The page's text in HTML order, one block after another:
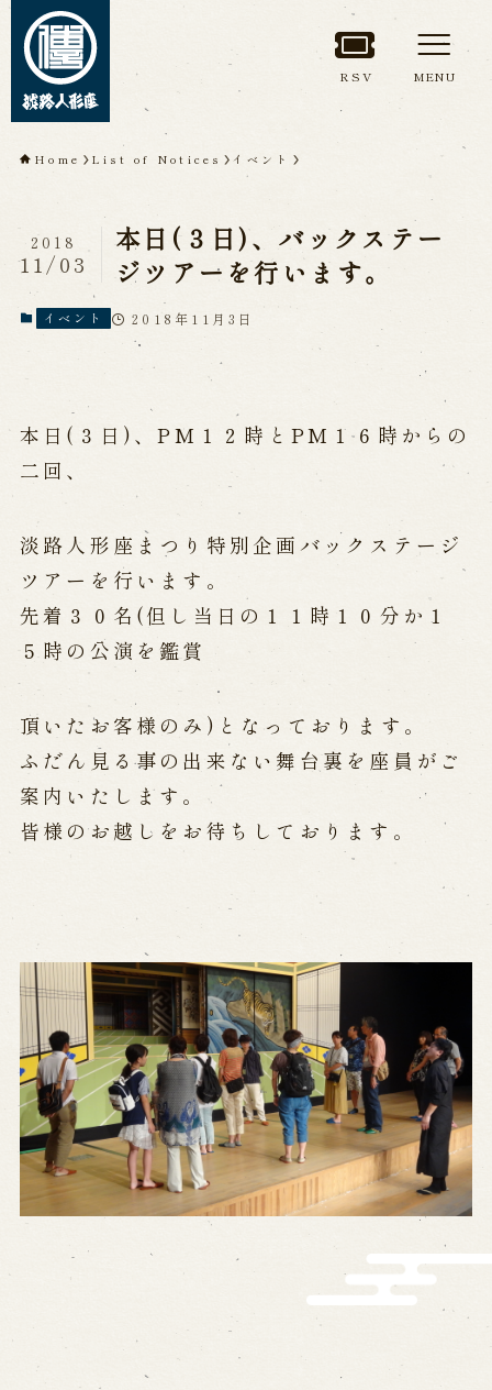
TOP
About Awaji
Ningyoza(Awaji Puppet
Theater)
About ’Awaji Ningyoza'
Living National Treasure, the late
Master Tsuruzawa Tomoji
Origin of the Awaji Ningyoza
People trained at the Awaji
Ningyoza
Performances info
Performance Calendar
Current Performances
Upcoming Performances
Touring show
Touring show
History
Awaji Island and the Myth of the
Birth of the Nation
History of Awaji Ningyo Joruri
Awaji Ningyo Joruri's original
performance
Awaji Ningyo Joruri (Puppet
Theater) Spreading
Traditional Performing Arts in
Minami-Awaji City
Usage Info
Opening Dates and Admission
Indoor Introduction
Contact Us
RSV MENU
Home List of Notices イベント
本日(３日)、バックステー
ジツアーを行います。
2018
11/03
イベント 2018年11月3日
本日(３日)、PM１２時とPM１６時からの
二回、
淡路人形座まつり特別企画バックステージ
ツアーを行います。
先着３０名(但し当日の１１時１０分か１
５時の公演を鑑賞
頂いたお客様のみ)となっております。
ふだん見る事の出来ない舞台裏を座員がご
案内いたします。
皆様のお越しをお待ちしております。